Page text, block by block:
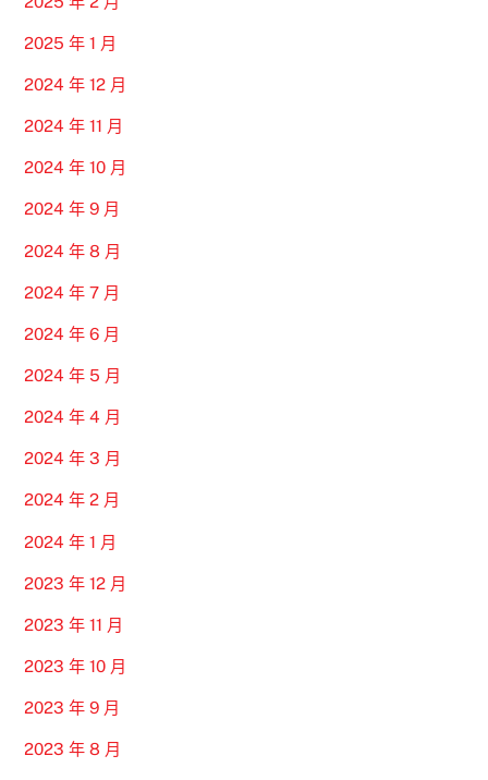
2025 年 1 月
2024 年 12 月
2024 年 11 月
2024 年 10 月
2024 年 9 月
2024 年 8 月
2024 年 7 月
2024 年 6 月
2024 年 5 月
2024 年 4 月
2024 年 3 月
2024 年 2 月
2024 年 1 月
2023 年 12 月
2023 年 11 月
2023 年 10 月
2023 年 9 月
2023 年 8 月